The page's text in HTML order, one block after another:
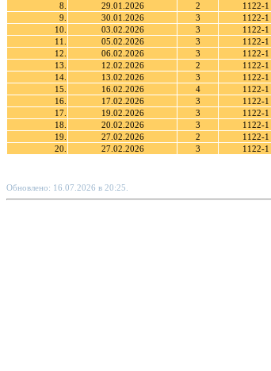
8.
29.01.2026 2 1122-1
9.
30.01.2026 3 1122-1
10.
03.02.2026 3 1122-1
11.
05.02.2026 3 1122-1
12.
06.02.2026 3 1122-1
13.
12.02.2026 2 1122-1
14.
13.02.2026 3 1122-1
15.
16.02.2026 4 1122-1
16.
17.02.2026 3 1122-1
17.
19.02.2026 3 1122-1
18.
20.02.2026 3 1122-1
19.
27.02.2026 2 1122-1
20.
27.02.2026 3 1122-1
Обновлено: 16.07.2026 в 20:25.